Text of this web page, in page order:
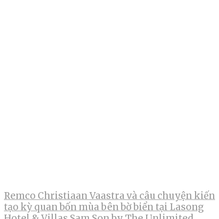
Remco Christiaan Vaastra và câu chuyện kiến
tạo kỳ quan bốn mùa bên bờ biển tại Lasong